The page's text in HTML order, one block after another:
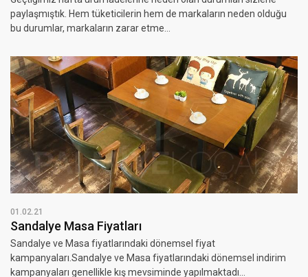
paylaşmıştık. Hem tüketicilerin hem de markaların neden olduğu
bu durumlar, markaların zarar etme...
01.02.21
Sandalye Masa Fiyatları
Sandalye ve Masa fiyatlarındaki dönemsel fiyat
kampanyaları.Sandalye ve Masa fiyatlarındaki dönemsel indirim
kampanyaları genellikle kış mevsiminde yapılmaktadı...